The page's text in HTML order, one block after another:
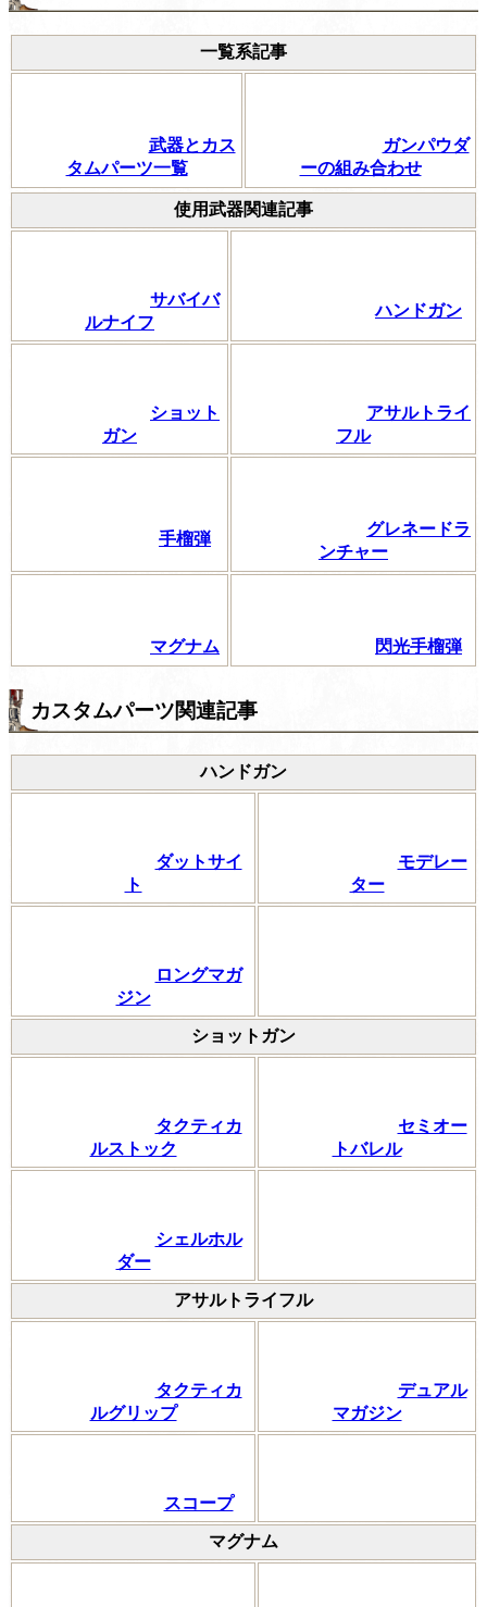
一覧系記事
武器とカス
タムパーツ一覧
ガンパウダ
ーの組み合わせ
使用武器関連記事
サバイバ
ルナイフ
ハンドガン
ショット
ガン
アサルトライ
フル
手榴弾
グレネードラ
ンチャー
マグナム 閃光手榴弾
カスタムパーツ関連記事
ハンドガン
ダットサイ
ト
モデレー
ター
ロングマガ
ジン
ショットガン
タクティカ
ルストック
セミオー
トバレル
シェルホル
ダー
アサルトライフル
タクティカ
ルグリップ
デュアル
マガジン
スコープ
マグナム